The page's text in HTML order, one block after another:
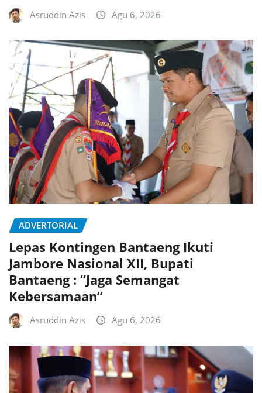
Asruddin Azis Agu 6, 2026
ADVERTORIAL
Lepas Kontingen Bantaeng Ikuti
Jambore Nasional XII, Bupati
Bantaeng : “Jaga Semangat
Kebersamaan”
Asruddin Azis Agu 6, 2026